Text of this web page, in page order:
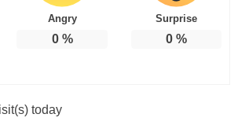
Angry
0%
Surprise
0%
today